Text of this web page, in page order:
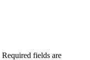
Required fields are